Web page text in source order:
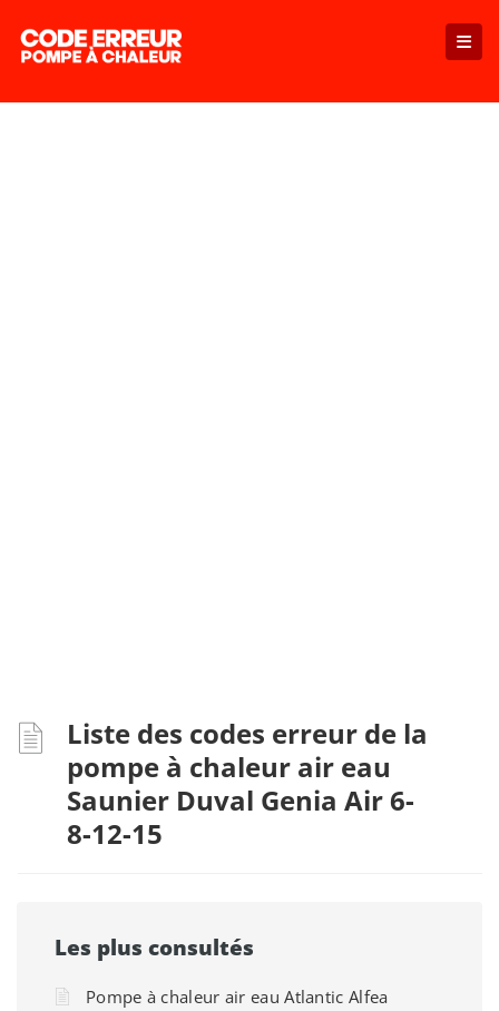
Liste des codes erreur de la
pompe à chaleur air eau
Saunier Duval Genia Air 6-
8-12-15
Les plus consultés
Pompe à chaleur air eau Atlantic Alfea